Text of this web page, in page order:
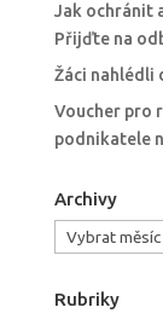
Jak ochránit
Přijďte na
Žáci nahlédli
Voucher pro
podnikatele
Archivy
Archivy
Rubriky